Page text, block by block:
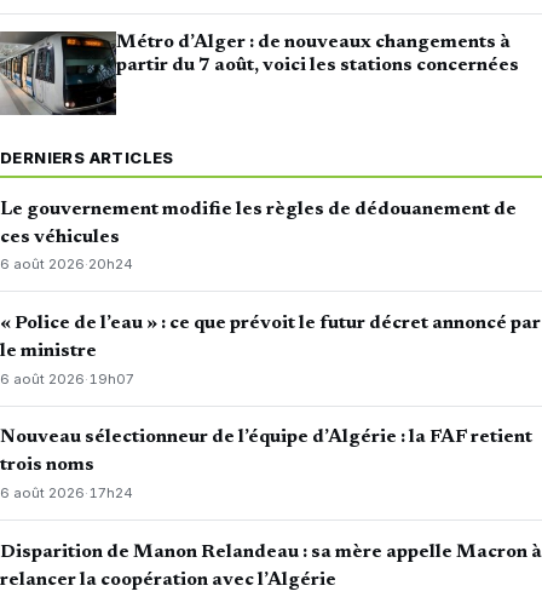
Métro d’Alger : de nouveaux changements à
partir du 7 août, voici les stations concernées
DERNIERS ARTICLES
Le gouvernement modifie les règles de dédouanement de
ces véhicules
6 août 2026·20h24
« Police de l’eau » : ce que prévoit le futur décret annoncé par
le ministre
6 août 2026· 19h07
Nouveau sélectionneur de l’équipe d’Algérie : la FAF retient
trois noms
6 août 2026·17h24
Disparition de Manon Relandeau : sa mère appelle Macron à
relancer la coopération avec l’Algérie